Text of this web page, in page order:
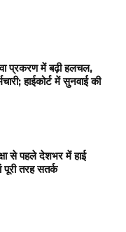
प्रकरण में बढ़ी हलचल,
हाईकोर्ट में सुनवाई की
से पहले देशभर में हाई
पूरी तरह सतर्क